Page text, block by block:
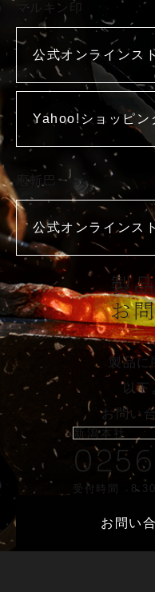
マルキン印
公式オンラインス
Yahoo!ショッピン
庖斬巴
公式オンラインス
製
お
製品に
以下
お問い
新潟本社
受付時間
お問い